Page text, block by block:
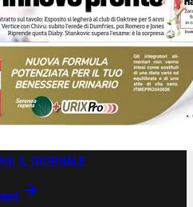
IL GIORNALE